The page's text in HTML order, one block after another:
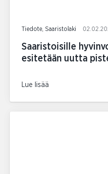
Tiedote, Saaristolaki
Saaristoisille
esitetään uutta
Lue lisää